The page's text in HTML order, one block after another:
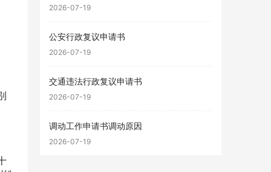
2026-07-19
公安行政复议申请书
2026-07-19
交通违法行政复议申请书
2026-07-19
调动工作申请书调动原因
2026-07-19